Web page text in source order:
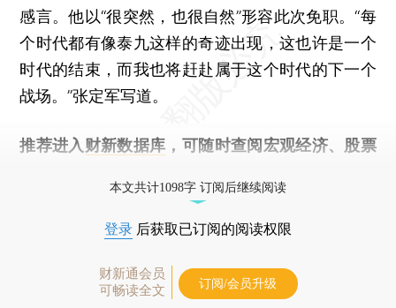
感言。他以“很突然，也很自然”形容此次免职。“每
个时代都有像泰九这样的奇迹出现，这也许是一个
时代的结束，而我也将赶赴属于这个时代的下一个
战场。”张定军写道。
推荐进入 财新数据库 ，可随时查阅宏观经济、股票
本文共计1098字 订阅后继续阅读
登录 后获取已订阅的阅读权限
财新通会员
可畅读全文
订阅/会员升级